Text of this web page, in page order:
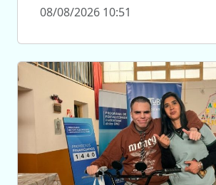
08/08/2026 10:51